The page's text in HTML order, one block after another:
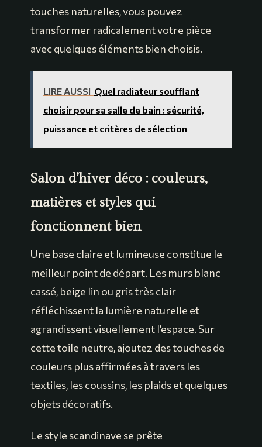
touches naturelles, vous pouvez
transformer radicalement votre pièce
avec quelques éléments bien choisis.
LIRE AUSSI Quel radiateur soufflant
choisir pour sa salle de bain : sécurité,
puissance et critères de sélection
Salon d’hiver déco : couleurs,
matières et styles qui
fonctionnent bien
Une base claire et lumineuse constitue le
meilleur point de départ. Les murs blanc
cassé, beige lin ou gris très clair
réfléchissent la lumière naturelle et
agrandissent visuellement l’espace. Sur
cette toile neutre, ajoutez des touches de
couleurs plus affirmées à travers les
textiles, les coussins, les plaids et quelques
objets décoratifs.
Le style scandinave se prête